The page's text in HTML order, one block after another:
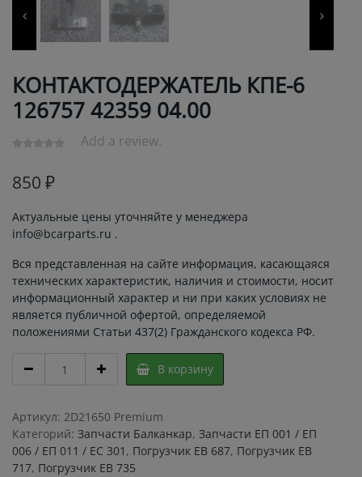
КОНТАКТОДЕРЖАТЕЛЬ КПЕ-6
126757 42359 04.00
Add a review.
850 ₽
Актуальные цены уточняйте у менеджера
info@bcarparts.ru .
Вся представленная на сайте информация, касающаяся
технических характеристик, наличия и стоимости, носит
информационный характер и ни при каких условиях не
является публичной офертой, определяемой
положениями Статьи 437(2) Гражданского кодекса РФ.
КОНТАКТОДЕРЖАТЕЛЬ
КПЕ-6
42359
04.00
quantity
В корзину
Артикул: 2D21650 Premium
Категорий: Запчасти Балканкар, Запчасти ЕП 001 / ЕП
006 / ЕП 011 / ЕС 301 , Погрузчик ЕВ 687, Погрузчик ЕВ
717, Погрузчик ЕВ 735